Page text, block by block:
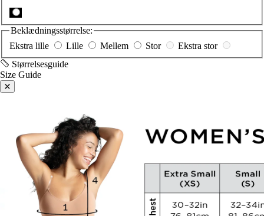
Beklædningsstørrelse:
Ekstra lille
Lille Mellem Stor
Ekstra stor
Størrelsesguide
Size Guide